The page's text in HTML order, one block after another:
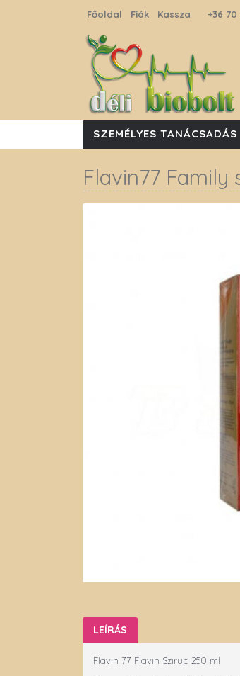
Főoldal Fiók Kassza +36 70
SZEMÉLYES TANÁCSADÁS
Flavin77 Family
LEÍRÁS
Flavin 77 Flavin Szirup 250 ml